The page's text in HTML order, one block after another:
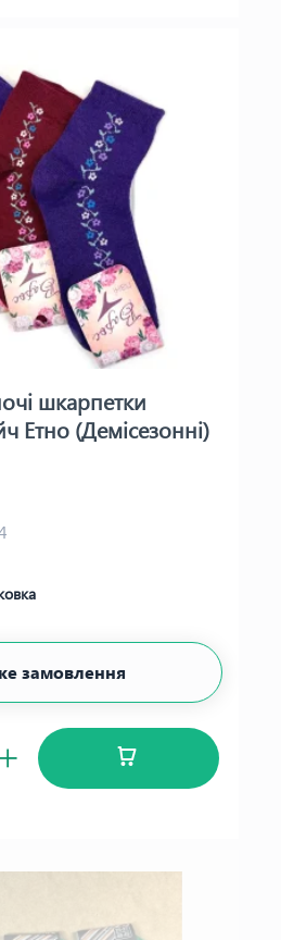
шкарпетки
Етно (Демісезонні)
замовлення